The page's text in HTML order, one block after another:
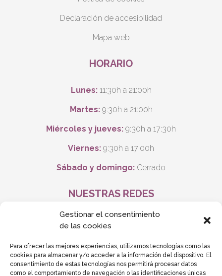
Gestionar el consentimiento
de las cookies
Para ofrecer las mejores experiencias, utilizamos tecnologías como las
cookies para almacenar y/o acceder a la información del dispositivo. El
consentimiento de estas tecnologías nos permitirá procesar datos
como el comportamiento de navegación o las identificaciones únicas
Declaración de accesibilidad
Mapa web
HORARIO
Lunes:11:30h a 21:00h
Martes:9:30h a 21:00h
Miércoles y jueves: 9:30h a 17:30h
Viernes: 9:30h a 17:00h
Sábado y domingo: Cerrado
NUESTRAS REDES